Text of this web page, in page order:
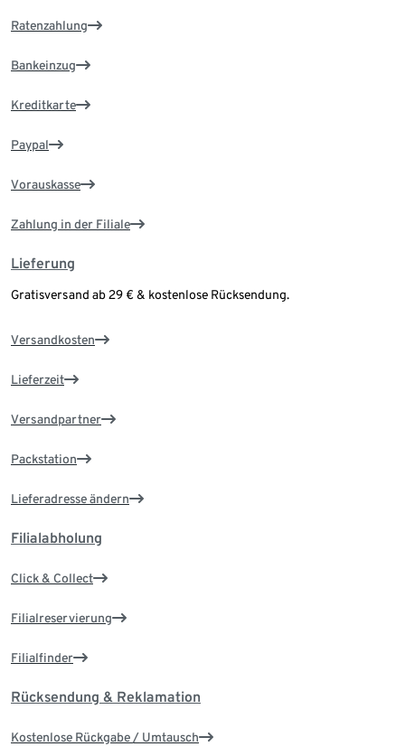
Ratenzahlung
Bankeinzug
Kreditkarte
Paypal
Vorauskasse
Zahlung in der Filiale
Lieferung
Gratisversand ab 29 € & kostenlose Rücksendung.
Versandkosten
Lieferzeit
Versandpartner
Packstation
Lieferadresse ändern
Filialabholung
Click & Collect
Filialreservierung
Filialfinder
Rücksendung & Reklamation
Kostenlose Rückgabe / Umtausch